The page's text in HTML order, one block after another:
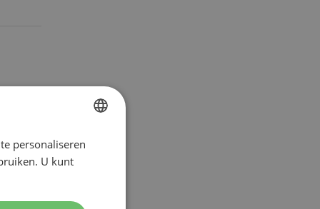
DUTCH
ENGLISH
personaliseren
U kunt